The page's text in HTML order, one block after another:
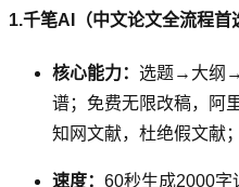
1.千笔AI（中文论文全流程首
核心能力： 选题→大纲→
谱；免费无限改稿，阿
知网文献，杜绝假文献
速度： 60秒生成2000字